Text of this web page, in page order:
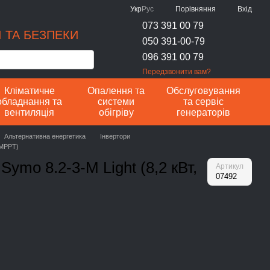
УкрРус Порівняння Вхід
БЕЗПЕКИ
073 391 00 79
050 391-00-79
096 391 00 79
Передзвонити вам?
Кліматичне
та
вентиляція
Опалення та
системи
обігріву
Обслуговування
та сервіс
генераторів
Альтернативна енергетика
Інвертори
8.2-3-M Light (8,2 кВт, Артикул
07492